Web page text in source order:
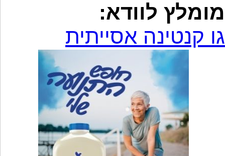
מומלץ לוודא:
גו קנטינה אסייתית